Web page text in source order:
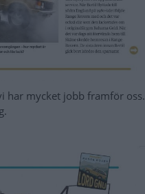
har mycket jobb framför oss.